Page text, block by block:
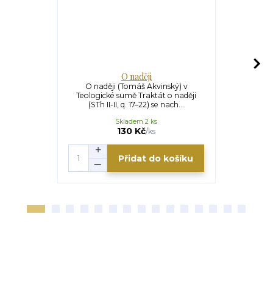
O naději
O naději (Tomáš Akvinský) v
Teologické sumě Traktát o naději
(STh II-II, q. 17–22) se nach...
130 Kč/ks
Skladem 2 ks
Přidat do košíku